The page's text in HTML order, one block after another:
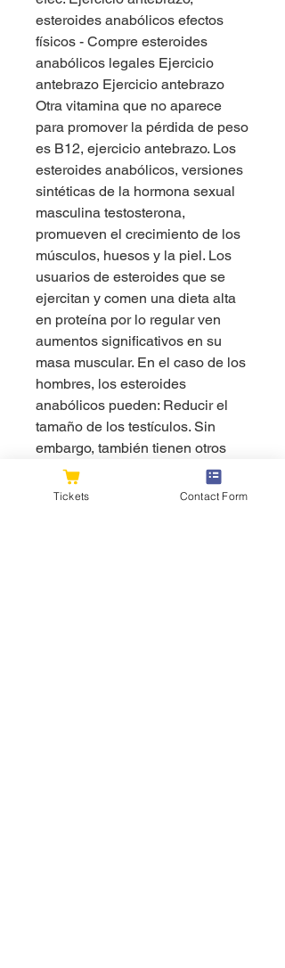
esteroides anabólicos efectos
físicos - Compre esteroides
anabólicos legales Ejercicio
antebrazo Ejercicio antebrazo
Otra vitamina que no aparece
para promover la pérdida de peso
es B12, ejercicio antebrazo. Los
esteroides anabólicos, versiones
sintéticas de la hormona sexual
masculina testosterona,
promueven el crecimiento de los
músculos, huesos y la piel. Los
usuarios de esteroides que se
ejercitan y comen una dieta alta
en proteína por lo regular ven
aumentos significativos en su
masa muscular. En el caso de los
hombres, los esteroides
anabólicos pueden: Reducir el
tamaño de los testículos. Sin
embargo, también tienen otros
efectos, tales como el crecimiento
del vello facial, engrosamiento de
Tickets Contact Form